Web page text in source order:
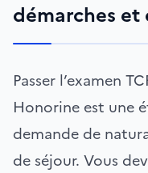
démarches et
Passer l’examen
Honorine est une
demande de
de séjour. Vous